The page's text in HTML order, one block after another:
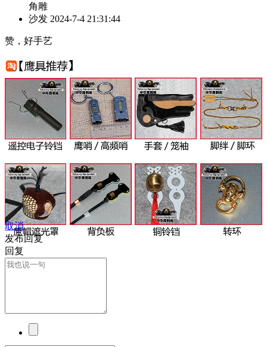
角雕
沙发 2024-7-4 21:31:44
赞，好手艺
取消
发布回复
回复